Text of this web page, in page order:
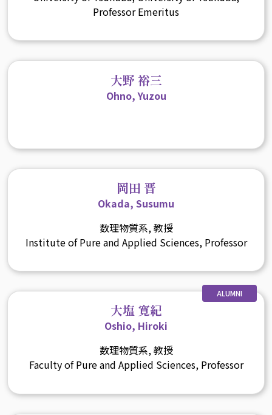
Professor Emeritus
大野 裕三
Ohno, Yuzou
岡田 晋
Okada, Susumu
数理物質系, 教授
Institute of Pure and Applied Sciences, Professor
ALUMNI
大塩 寛紀
Oshio, Hiroki
数理物質系, 教授
Faculty of Pure and Applied Sciences, Professor